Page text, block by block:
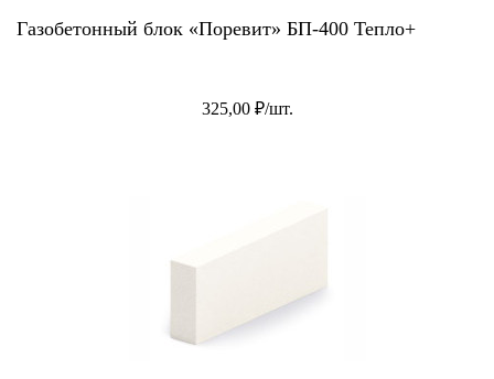
Газобетонный блок «Поревит» БП-400 Тепло+
325,00 ₽/шт.